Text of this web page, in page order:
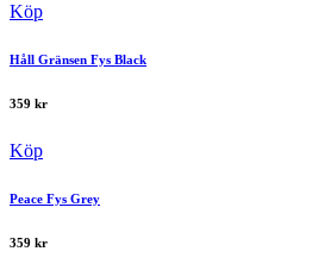
Köp
Håll Gränsen Fys Black
359 kr
Köp
Peace Fys Grey
359 kr